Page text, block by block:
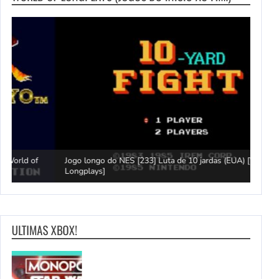
Jogo longo do NES [233] Luta de 10 jardas (EUA) [World of
Longplays]
ULTIMAS XBOX!